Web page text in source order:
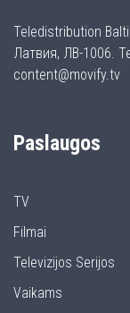
Teledistribution
Латвия, ЛВ-1006.
content@movify.tv
Paslaugos
TV
Filmai
Televizijos Serijos
Vaikams